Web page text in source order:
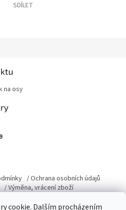
cookie. Dalším procházením
SDÍLET
na osy
/ Ochrana osobních údajů
/ Výměna, vrácení zboží